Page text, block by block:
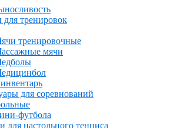
тренировок
тренировочные
мячи
для соревнований
футбола
для настольного тенниса